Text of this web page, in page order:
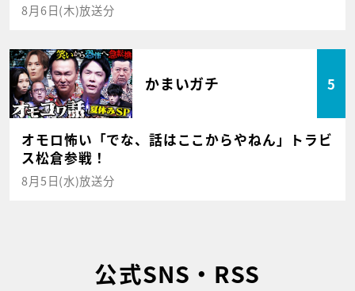
8月6日(木)放送分
かまいガチ 5
オモロ怖い「でな、話はここからやねん」トラビ
ス松倉参戦！
8月5日(水)放送分
公式SNS・RSS